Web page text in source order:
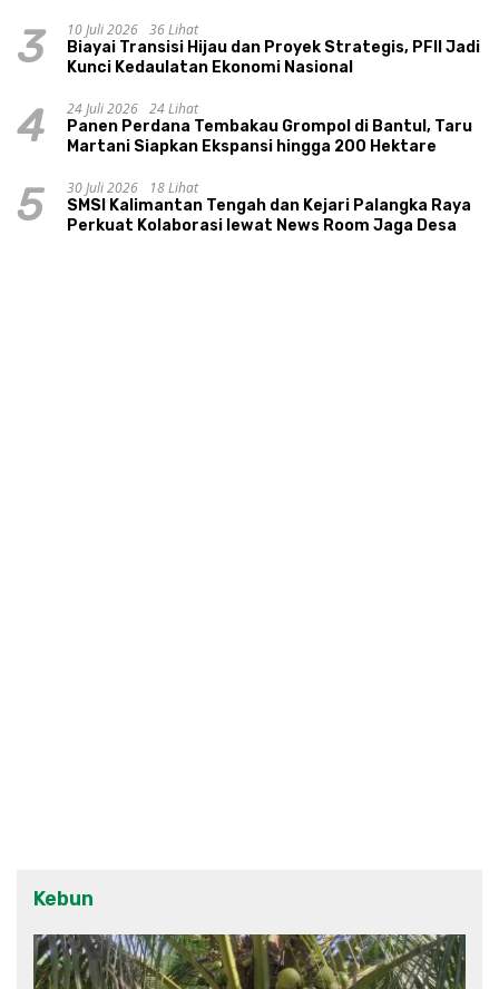
3 10 Juli 2026 36 Lihat
Biayai Transisi Hijau dan Proyek Strategis, PFII Jadi
Kunci Kedaulatan Ekonomi Nasional
4 24 Juli 2026 24 Lihat
Panen Perdana Tembakau Grompol di Bantul, Taru
Martani Siapkan Ekspansi hingga 200 Hektare
5 30 Juli 2026
18 Lihat
SMSI Kalimantan Tengah dan Kejari Palangka Raya
Perkuat Kolaborasi lewat News Room Jaga Desa
Kebun